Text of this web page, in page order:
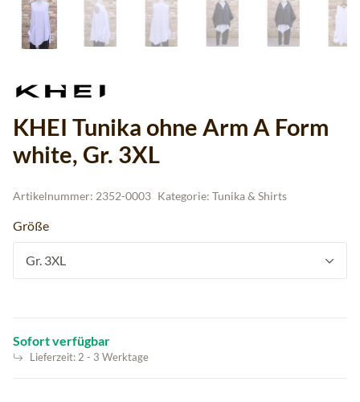
KHEI Tunika ohne Arm A Form
white, Gr. 3XL
Artikelnummer: 2352-0003 Kategorie: Tunika & Shirts
Größe
Gr. 3XL
Sofort verfügbar
Lieferzeit: 2 - 3 Werktage